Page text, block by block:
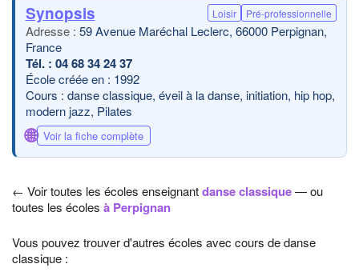
Synopsis Loisir Pré-professionnelle
59 Avenue Maréchal Leclerc, 66000 Perpignan,
France
04 68 34 24 37
École créée en : 1992
Cours : danse classique, éveil à la danse, initiation, hip hop,
modern jazz, Pilates
🌐 Voir la fiche complète
← Voir toutes les écoles enseignantdanse classique— ou
toutes les écoles à Perpignan
Vous pouvez trouver d'autres écoles avec cours de danse
classique :